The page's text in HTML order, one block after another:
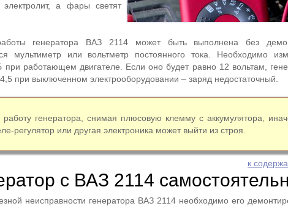
электролит, а фары светят
генератора ВАЗ 2114 может быть выполнена без
мультиметр или вольтметр постоянного тока. Необходимо
работающем двигателе. Если оно будет равно 12 вольтам,
при выключенном электрооборудовании – заряд недостаточный.
генератора, снимая плюсовую клемму с аккумулятора,
регулятор или другая электроника может выйти из строя.
к
с ВАЗ 2114
неисправности генератора ВАЗ 2114 необходимо его